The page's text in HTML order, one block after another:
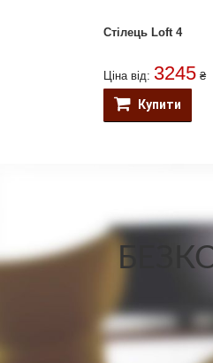
Стілець Loft 4
Ціна від: 3245 ₴
Купити